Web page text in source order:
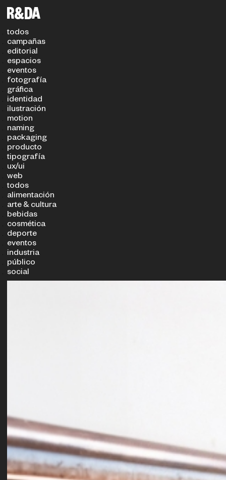
TIPO DE PROYECTO
todos
campañas
editorial
espacios
eventos
fotografía
gráfica
identidad
ilustración
motion
naming
packaging
producto
tipografía
ux/ui
web
todos
alimentación
arte & cultura
bebidas
cosmética
deporte
eventos
industria
público
social